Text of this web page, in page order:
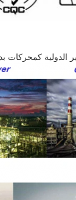
الدولية